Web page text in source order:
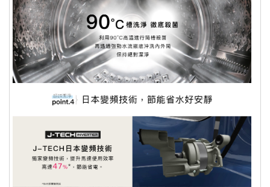
依照客戶指定配送之商品(約配商品)接
獲訂單逾30日您未通知出貨及受領商
品，為了保障您的權益，本公司得取消
訂單，請客戶重新下單購買。
您退回的產品經檢測確認無誤後，我們
將立即處理您的退款，處理退款的方
式，則依您原本的付款方式而定：